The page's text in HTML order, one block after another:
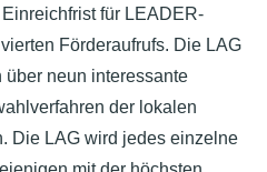
für LEADER-
Förderaufrufs. Die LAG
neun interessante
der lokalen
Die LAG wird jedes einzelne